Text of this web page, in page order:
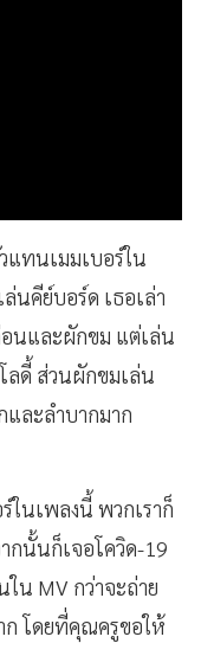
แทนเมมเบอร์ใน
นคีย์บอร์ด เธอเล่า
นและผักขม แต่เล่น
ลดี้ ส่วนผักขมเล่น
ละลำบากมาก
ในเพลงนี้ พวกเราก็
กนั้นก็เจอโควิด-19
ใน MV กว่าจะถ่าย
ก โดยที่คุณครูขอให้